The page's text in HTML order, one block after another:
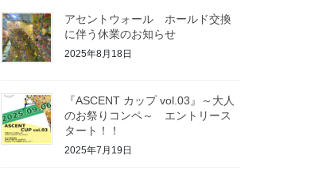
アセントウォール ホールド交換
に伴う休業のお知らせ
2025年8月18日
『ASCENT カップ vol.03』～大人
のお祭りコンペ～ エントリース
タート！！
2025年7月19日